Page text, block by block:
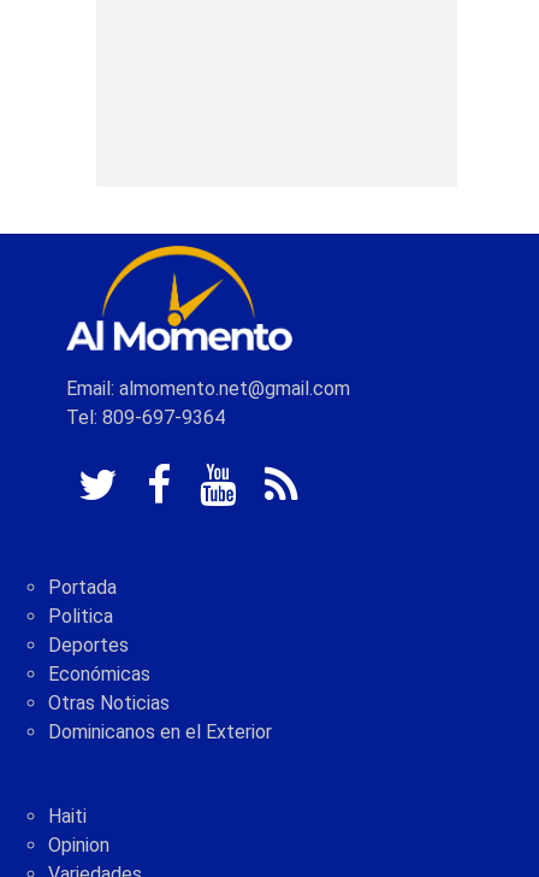
Email: almomento.net@gmail.com
Tel: 809-697-9364
Portada
Politica
Deportes
Económicas
Otras Noticias
Dominicanos en el Exterior
Haiti
Opinion